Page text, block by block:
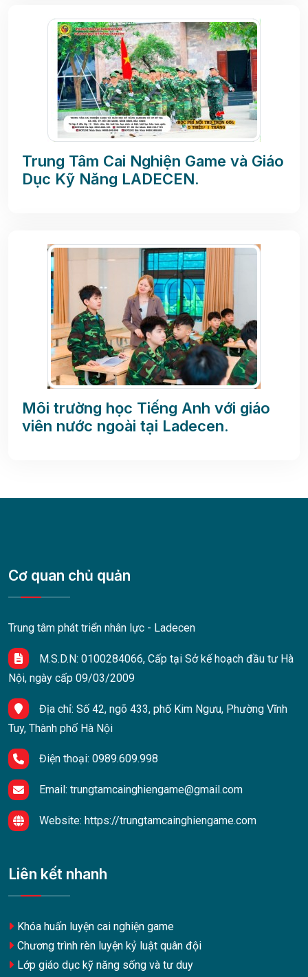
Trung Tâm Cai Nghiện Game và Giáo
Dục Kỹ Năng LADECEN.
Môi trường học Tiếng Anh với giáo
viên nước ngoài tại Ladecen.
Cơ quan chủ quản
Trung tâm phát triển nhân lực - Ladecen
M.S.D.N: 0100284066, Cấp tại Sở kế hoạch đầu tư Hà
Nội, ngày cấp 09/03/2009
Địa chỉ: Số 42, ngõ 433, phố Kim Ngưu, Phường Vĩnh
Tuy, Thành phố Hà Nội
Điện thoại: 0989.609.998
Email: trungtamcainghiengame@gmail.com
Website: https://trungtamcainghiengame.com
Liên kết nhanh
Khóa huấn luyện cai nghiện game
Chương trình rèn luyện kỷ luật quân đội
Lớp giáo dục kỹ năng sống và tư duy